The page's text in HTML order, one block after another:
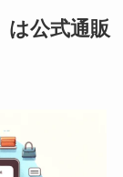
は公式通販